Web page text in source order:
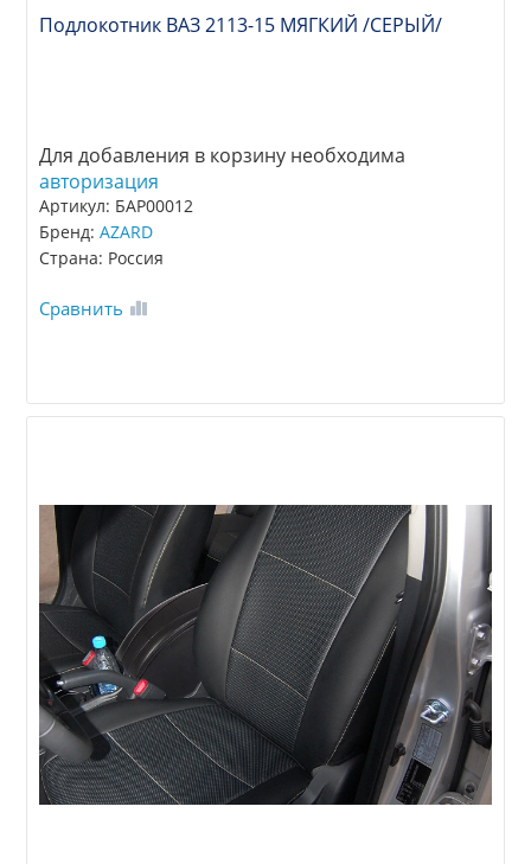
Подлокотник ВАЗ 2113-15 МЯГКИЙ /СЕРЫЙ/
Для добавления в корзину необходима
авторизация
Артикул: БАР00012
Бренд:AZARD
Страна: Россия
Сравнить